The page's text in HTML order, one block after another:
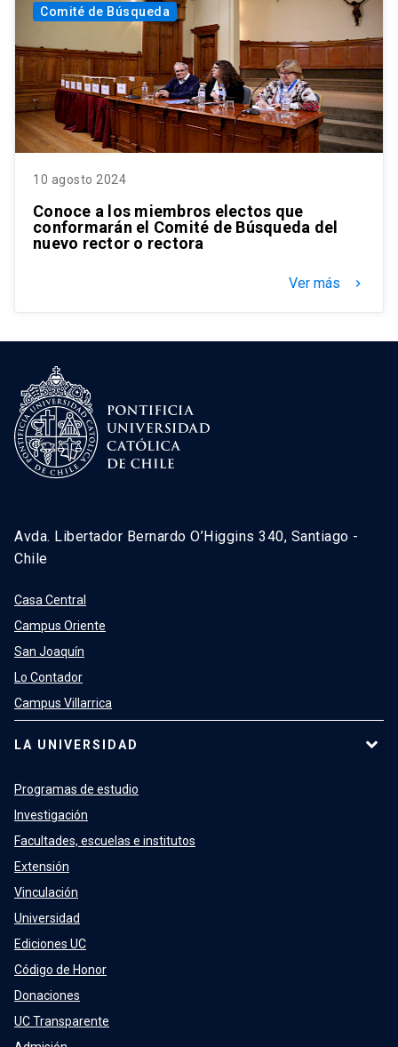
Comité de Búsqueda
10 agosto 2024
Conoce a los miembros electos que
conformarán el Comité de Búsqueda del
nuevo rector o rectora
Ver más keyboard_arrow_right
Avda. Libertador Bernardo O’Higgins 340, Santiago -
Chile
Casa Central
Campus Oriente
San Joaquín
Lo Contador
Campus Villarrica
LA UNIVERSIDAD
Programas de estudio
Investigación
Facultades, escuelas e institutos
Extensión
Vinculación
Universidad
Ediciones UC
Código de Honor
Donaciones
UC Transparente